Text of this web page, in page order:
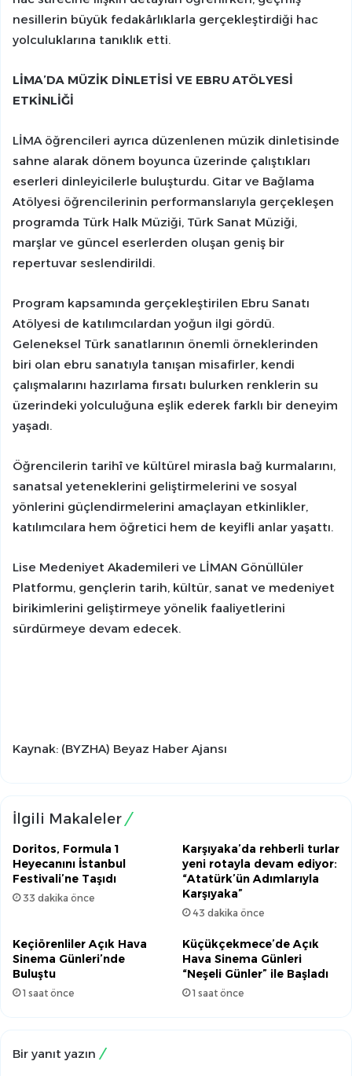
nesillerin büyük fedakârlıklarla gerçekleştirdiği hac
yolculuklarına tanıklık etti.
LİMA’DA MÜZİK DİNLETİSİ VE EBRU ATÖLYESİ
ETKİNLİĞİ
LİMA öğrencileri ayrıca düzenlenen müzik dinletisinde
sahne alarak dönem boyunca üzerinde çalıştıkları
eserleri dinleyicilerle buluşturdu. Gitar ve Bağlama
Atölyesi öğrencilerinin performanslarıyla gerçekleşen
programda Türk Halk Müziği, Türk Sanat Müziği,
marşlar ve güncel eserlerden oluşan geniş bir
repertuvar seslendirildi.
Program kapsamında gerçekleştirilen Ebru Sanatı
Atölyesi de katılımcılardan yoğun ilgi gördü.
Geleneksel Türk sanatlarının önemli örneklerinden
biri olan ebru sanatıyla tanışan misafirler, kendi
çalışmalarını hazırlama fırsatı bulurken renklerin su
üzerindeki yolculuğuna eşlik ederek farklı bir deneyim
yaşadı.
Öğrencilerin tarihî ve kültürel mirasla bağ kurmalarını,
sanatsal yeteneklerini geliştirmelerini ve sosyal
yönlerini güçlendirmelerini amaçlayan etkinlikler,
katılımcılara hem öğretici hem de keyifli anlar yaşattı.
Lise Medeniyet Akademileri ve LİMAN Gönüllüler
Platformu, gençlerin tarih, kültür, sanat ve medeniyet
birikimlerini geliştirmeye yönelik faaliyetlerini
sürdürmeye devam edecek.
Kaynak: (BYZHA) Beyaz Haber Ajansı
İlgili Makaleler
Doritos, Formula 1
Heyecanını İstanbul
Festivali’ne Taşıdı
33 dakika önce
Karşıyaka’da rehberli turlar
yeni rotayla devam ediyor:
“Atatürk’ün Adımlarıyla
Karşıyaka”
43 dakika önce
Keçiörenliler Açık Hava
Sinema Günleri’nde
Buluştu
1 saat önce
Küçükçekmece’de Açık
Hava Sinema Günleri
“Neşeli Günler” ile Başladı
1 saat önce
Bir yanıt yazın